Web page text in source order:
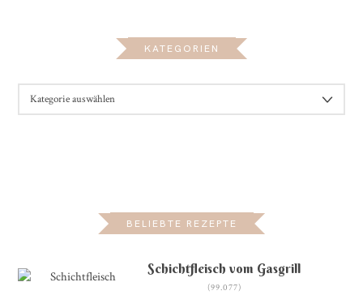
KATEGORIEN
BELIEBTE REZEPTE
Schichtfleisch vom Gasgrill
(99.077)